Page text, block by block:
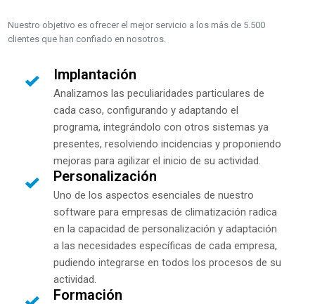
Nuestro objetivo es ofrecer el mejor servicio a los más de 5.500
clientes que han confiado en nosotros.
Implantación
Analizamos las peculiaridades particulares de
cada caso, configurando y adaptando el
programa, integrándolo con otros sistemas ya
presentes, resolviendo incidencias y proponiendo
mejoras para agilizar el inicio de su actividad.
Personalización
Uno de los aspectos esenciales de nuestro
software para empresas de climatización radica
en la capacidad de personalización y adaptación
a las necesidades específicas de cada empresa,
pudiendo integrarse en todos los procesos de su
actividad.
Formación